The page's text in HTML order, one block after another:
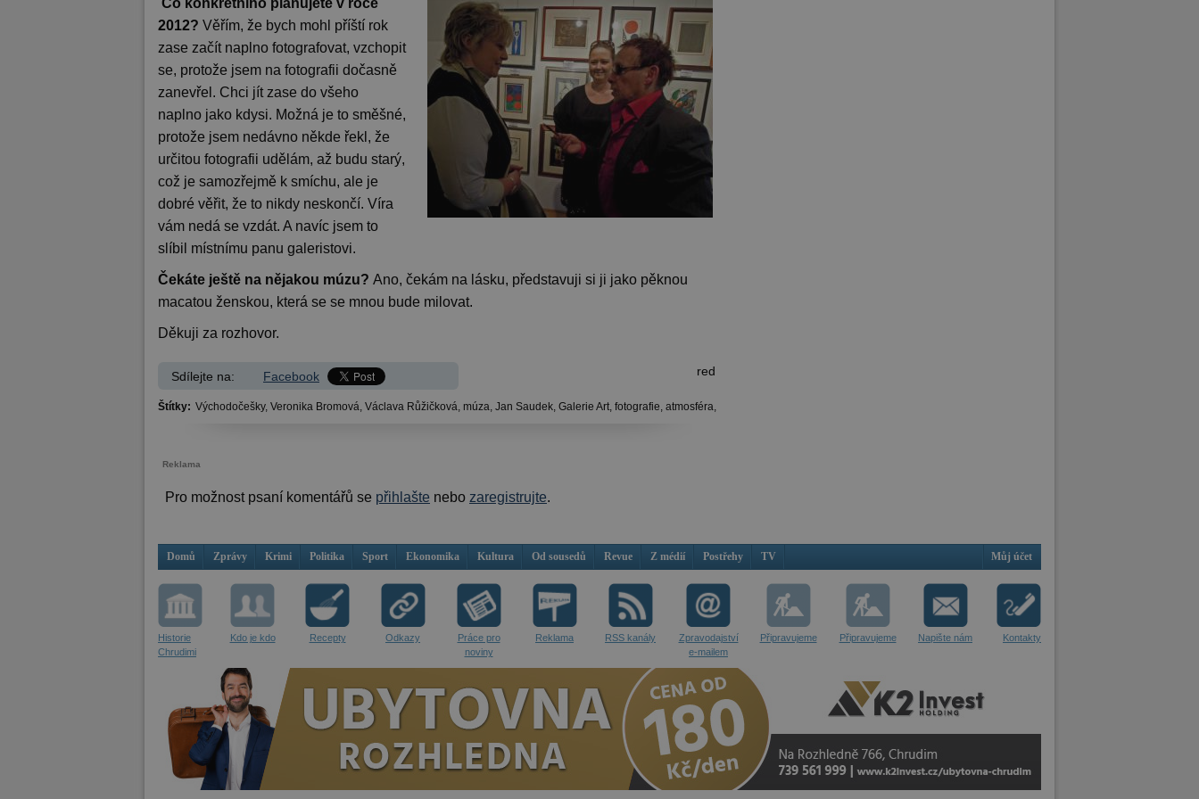
Co konkrétního plánujete v roce
2012? Věřím, že bych mohl příští rok
zase začít naplno fotografovat, vzchopit
se, protože jsem na fotografii dočasně
zanevřel. Chci jít zase do všeho
naplno jako kdysi. Možná je to směšné,
protože jsem nedávno někde řekl, že
určitou fotografii udělám, až budu starý,
což je samozřejmě k smíchu, ale je
dobré věřit, že to nikdy neskončí. Víra
vám nedá se vzdát. A navíc jsem to
slíbil místnímu panu galeristovi.
Čekáte ještě na nějakou múzu? Ano, čekám na lásku, představuji si ji jako pěknou
macatou ženskou, která se se mnou bude milovat.
Děkuji za rozhovor.
red
Sdílejte na: Facebook
Štítky: Východočešky, Veronika Bromová, Václava Růžičková, múza, Jan Saudek, Galerie Art, fotografie, atmosféra,
Reklama
Pro možnost psaní komentářů se přihlašte nebo zaregistrujte.
Domů Zprávy Krimi Politika Sport Ekonomika Kultura Od sousedů Revue Z médií Postřehy TV Můj účet
Historie
Chrudimi
Kdo je kdo Recepty Odkazy
Práce pro
noviny
Reklama RSS kanály
Zpravodajství
e-mailem
Připravujeme Připravujeme Napište nám Kontakty